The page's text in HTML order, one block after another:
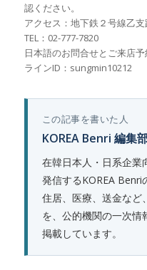
認ください。
アクセス：地下鉄２号線乙
TEL：02-777-7820
日本語のお問合せとご来店
ラインID：sungmin10212
この記事を書いた人
KOREA Benri 編集
在韓日本人・日系企業
発信するKOREA Benri
住居、医療、送金など
を、公的機関の一次情
掲載しています。